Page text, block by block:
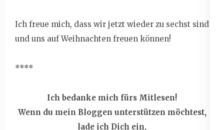
Ich freue mich, dass wir jetzt wieder zu sechst sind
und uns auf Weihnachten freuen können!
****
Ich bedanke mich fürs Mitlesen!
Wenn du mein Bloggen unterstützen möchtest,
lade ich Dich ein,